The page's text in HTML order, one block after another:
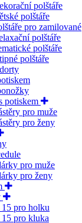
polštáře
polštáře
pro zamilované
polštáře
polštáře
polštáře
potiskem
pro muže
pro ženy
pro muže
pro ženy
pro holku
pro kluka